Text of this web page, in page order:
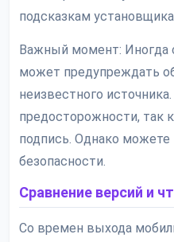
подсказкам
Важный момент: Иногда
может предупреждать
неизвестного
предосторожности, так
подпись. Однако можете
безопасности.
Сравнение версий и
Со времен выхода